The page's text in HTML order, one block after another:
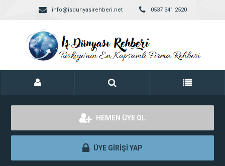
info@isdunyasirehberi.net 0537 341 2520
HEMEN ÜYE OL
ÜYE GİRİŞİ YAP